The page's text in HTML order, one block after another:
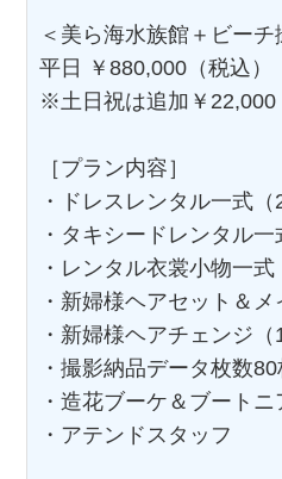
＜美ら海水族館＋ビーチ
平日 ￥880,000（税込）
※土日祝は追加￥22,000
［プラン内容］
・ドレスレンタル一式（
・タキシードレンタル一
・レンタル衣裳小物一式
・新婦様ヘアセット＆メ
・新婦様ヘアチェンジ（
・撮影納品データ枚数80
・造花ブーケ＆ブートニ
・アテンドスタッフ